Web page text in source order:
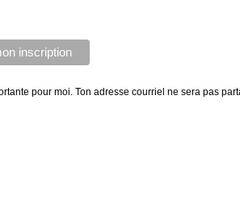
pour moi. Ton adresse courriel ne sera pas